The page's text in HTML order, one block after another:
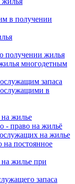
в получении
получении жилья
многодетным
запаса
в
жилье
- право на жильё
на жилье
постоянное
жилье при
запаса